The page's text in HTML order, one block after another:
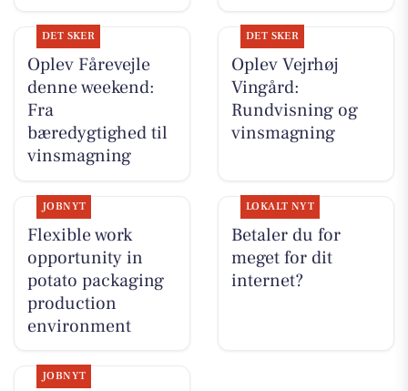
DET SKER
Oplev Fårevejle
denne weekend:
Fra
bæredygtighed til
vinsmagning
DET SKER
Oplev Vejrhøj
Vingård:
Rundvisning og
vinsmagning
JOBNYT
Flexible work
opportunity in
potato packaging
production
environment
LOKALT NYT
Betaler du for
meget for dit
internet?
JOBNYT